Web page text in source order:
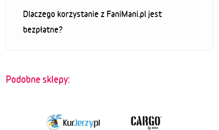
Dlaczego korzystanie z FaniMani.pl jest
bezpłatne?
Podobne sklepy: